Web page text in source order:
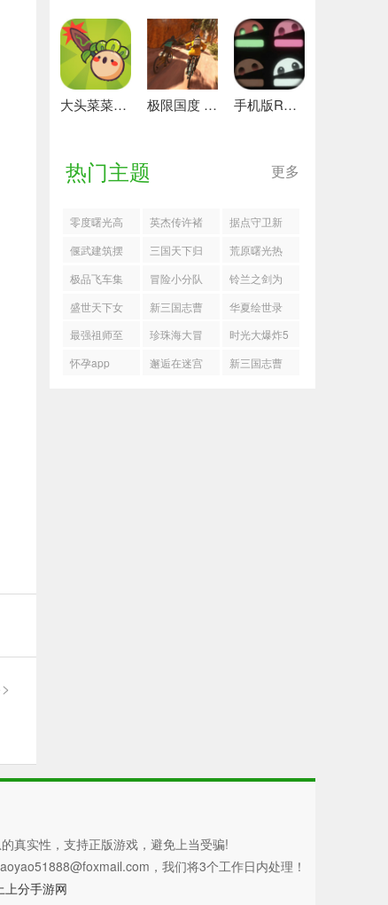
大头菜菜历险记 好玩的 极限国度 最新版 手机版REPO 安卓版
热门主题 更多
零度曙光高
效升级攻略
英杰传许褚
演义第二关
怎么过
据点守卫新
版本狂战单
刷配置
偃武建筑摆
放加分思路
分享
三国天下归
心强力输出
阵容玩法攻
略
荒原曙光热
门奇物获取
途径
极品飞车集
结手机版
冒险小分队
兑换码
铃兰之剑为
这和平的世
界杰洛特搭
配攻略
盛世天下女
帝篇全剧情
通关攻略
新三国志曹
操传怎么过
联军内乱
华夏绘世录
血条蹦迪流
搭配推荐
最强祖师至
尊宝四阶法
珍珠海大冒
险星梦岛彩
时光大爆炸5
月兑换码
怀孕app
邂逅在迷宫
新三国志曹
真实性，支持正版游戏，避免上当受骗!
，我们将3个工作日内处理！
上分手游网